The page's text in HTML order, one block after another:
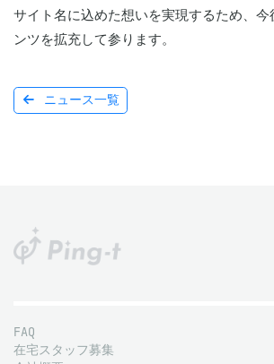
サイト名に込めた想いを実現するため、
ンツを拡充して参ります。
ニュース一覧
FAQ
在宅スタッフ募集